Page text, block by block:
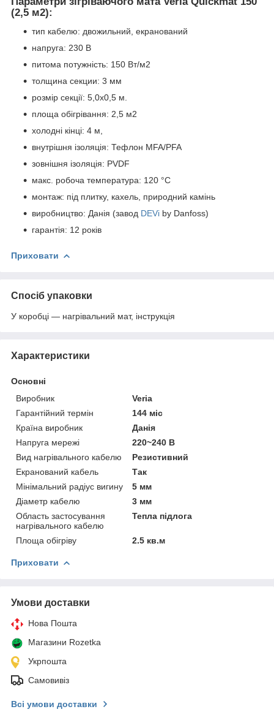
(2,5 м2):
тип кабелю: двожильний, екранований
напруга: 230 В
питома потужність: 150 Вт/м2
толщина секции: 3 мм
розмір секції: 5,0х0,5 м.
площа обігрівання: 2,5 м2
холодні кінці: 4 м,
внутрішня ізоляція: Тефлон MFA/PFA
зовнішня ізоляція: PVDF
макс. робоча температура: 120 °C
монтаж: під плитку, кахель, природний камінь
виробництво: Данія (завод DEVi by Danfoss)
гарантія: 12 років
Приховати
Спосіб упаковки
У коробці — нагрівальний мат, інструкція
Характеристики
Основні
Виробник
Veria
Гарантійний термін
144 міс
Країна виробник
Данія
Напруга мережі
220~240 В
Вид нагрівального кабелю
Резистивний
Екранований кабель
Так
Мінімальний радіус вигину
5 мм
Діаметр кабелю
3 мм
Область застосування
нагрівального кабелю
Тепла підлога
Площа обігріву 2.5 кв.м
Приховати
Умови доставки
Нова Пошта
Магазини Rozetka
Укрпошта
Самовивіз
Всі умови доставки